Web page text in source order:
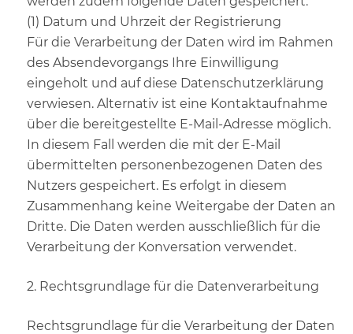
(1) Datum und Uhrzeit der Registrierung
Für die Verarbeitung der Daten wird im Rahmen
des Absendevorgangs Ihre Einwilligung
eingeholt und auf diese Datenschutzerklärung
verwiesen. Alternativ ist eine Kontaktaufnahme
über die bereitgestellte E-Mail-Adresse möglich.
In diesem Fall werden die mit der E-Mail
übermittelten personenbezogenen Daten des
Nutzers gespeichert. Es erfolgt in diesem
Zusammenhang keine Weitergabe der Daten an
Dritte. Die Daten werden ausschließlich für die
Verarbeitung der Konversation verwendet.
2. Rechtsgrundlage für die Datenverarbeitung
Rechtsgrundlage für die Verarbeitung der Daten